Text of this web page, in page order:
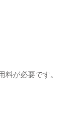
が必要です。